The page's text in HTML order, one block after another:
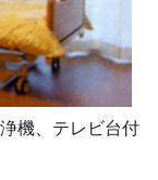
機、テレビ台付